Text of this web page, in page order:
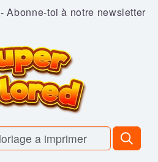
-Abonne-toi à notre newsletter